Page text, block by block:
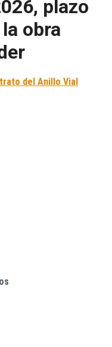
plazo
obra